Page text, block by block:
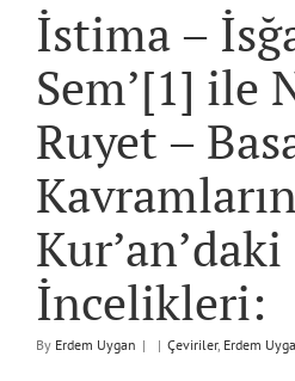
İstima –
Sem’[1] ile
Ruyet –
Kur’an’daki
İncelikleri:
By Erdem Uygan | | Çeviriler, Erdem